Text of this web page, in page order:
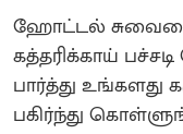
ஹோட்டல்
கத்தரிக்காய்
பார்த்து
பகிர்ந்து